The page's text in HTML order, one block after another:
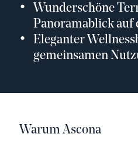
Wunderschöne
Panoramablick auf
Eleganter
gemeinsamen
Warum Ascona